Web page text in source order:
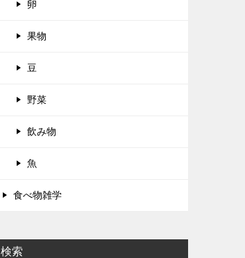
卵
果物
豆
野菜
飲み物
魚
食べ物雑学
検索